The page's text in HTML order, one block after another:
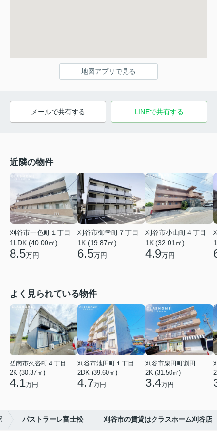
地図アプリで見る
メールで共有する LINEで共有する
近隣の物件
刈谷市一色町１丁目
1LDK (40.00㎡)
8.5万円
刈谷市御幸町７丁目
1K (19.87㎡)
6.5万円
刈谷市小山町４丁目
1K (32.01㎡)
4.9万円
よく見られている物件
碧南市久沓町４丁目
2K (30.37㎡)
4.1万円
刈谷市池田町１丁目
2DK (39.60㎡)
4.7万円
刈谷市泉田町割田
2K (31.50㎡)
3.4万円
パストラーレ富士松 刈谷市の賃貸はクラスホーム刈谷店